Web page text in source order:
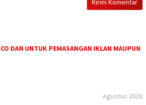
UNTUK PEMASANGAN IKLAN MAUPUN
Agustus 2026